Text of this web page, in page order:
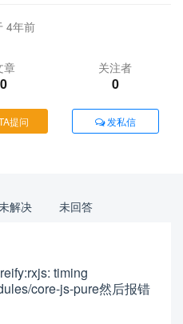
4年前
章
0
关注者
0
提问 发私信
解决 未回答
timing
core-js-pure然后报错